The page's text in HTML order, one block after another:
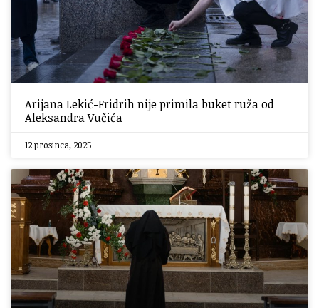
Arijana Lekić-Fridrih nije primila buket ruža od
Aleksandra Vučića
12 prosinca, 2025